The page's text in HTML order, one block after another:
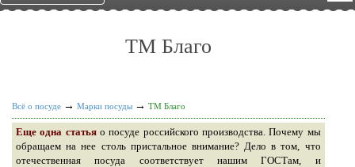
ТМ Благо
Всё о посуде → Марки посуды → ТМ Благо
Еще одна статьяо посуде российского производства. Почему мы
обращаем на нее столь пристальное внимание? Дело в том, что
отечественная посуда соответствует нашим ГОСТам, и